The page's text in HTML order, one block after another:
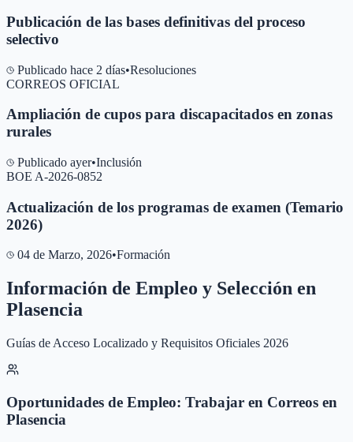
Publicación de las bases definitivas del proceso
selectivo
Publicado hace 2 días•Resoluciones
CORREOS OFICIAL
Ampliación de cupos para discapacitados en zonas
rurales
Publicado ayer•Inclusión
BOE A-2026-0852
Actualización de los programas de examen (Temario
2026)
04 de Marzo, 2026•Formación
Información de Empleo y Selección en
Plasencia
Guías de Acceso Localizado y Requisitos Oficiales 2026
Oportunidades de Empleo: Trabajar en Correos en
Plasencia